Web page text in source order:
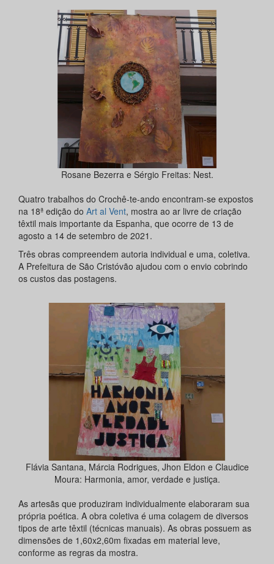
Rosane Bezerra e Sérgio Freitas: Nest.
Quatro trabalhos do Crochê-te-ando encontram-se expostos
na 18ª edição do Art al Vent, mostra ao ar livre de criação
têxtil mais importante da Espanha, que ocorre de 13 de
agosto a 14 de setembro de 2021.
Três obras compreendem autoria individual e uma, coletiva.
A Prefeitura de São Cristóvão ajudou com o envio cobrindo
os custos das postagens.
Flávia Santana, Márcia Rodrigues, Jhon Eldon e Claudice
Moura: Harmonia, amor, verdade e justiça.
As artesãs que produziram individualmente elaboraram sua
própria poética. A obra coletiva é uma colagem de diversos
tipos de arte têxtil (técnicas manuais). As obras possuem as
dimensões de 1,60x2,60m fixadas em material leve,
conforme as regras da mostra.